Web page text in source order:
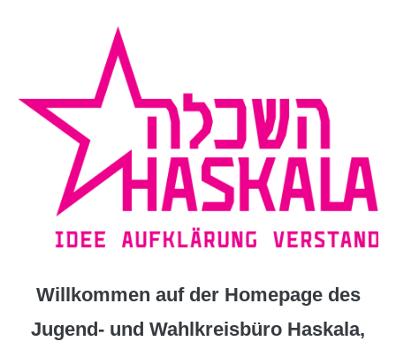
Willkommen auf der Homepage des
Jugend- und Wahlkreisbüro Haskala,